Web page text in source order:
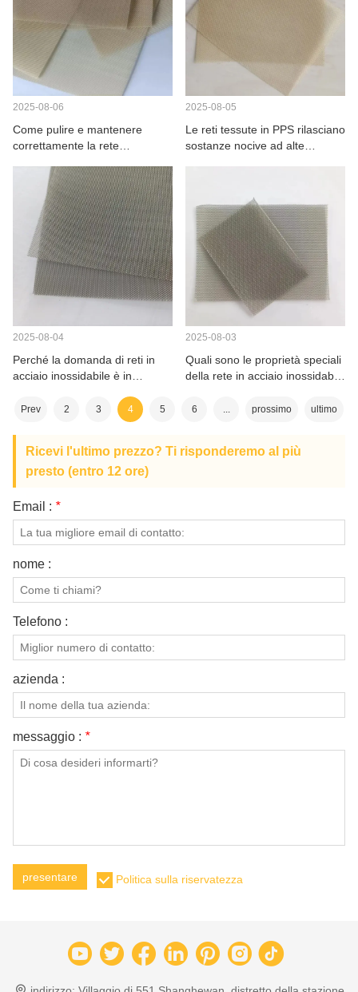
2025-08-06
Come pulire e mantenere
correttamente la rete
2025-08-05
Le reti tessute in PPS rilasciano
sostanze nocive ad alte
2025-08-04
Perché la domanda di reti in
acciaio inossidabile è in
2025-08-03
Quali sono le proprietà speciali
della rete in acciaio inossidabile
Prev 2 3 4 5 6 ... prossimo ultimo
Ricevi l'ultimo prezzo? Ti risponderemo al più
presto (entro 12 ore)
Email : *
nome :
Telefono :
azienda :
messaggio : *
presentare Politica sulla riservatezza